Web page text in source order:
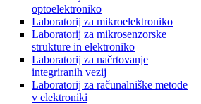
optoelektroniko
Laboratorij za mikroelektroniko
Laboratorij za mikrosenzorske
strukture in elektroniko
Laboratorij za načrtovanje
integriranih vezij
Laboratorij za računalniške metode
v elektroniki